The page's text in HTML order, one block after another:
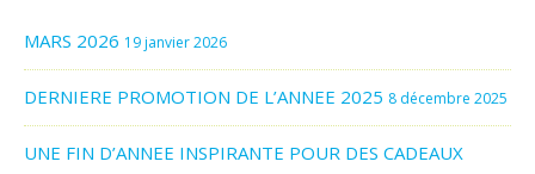
MARS 2026 19 janvier 2026
DERNIERE PROMOTION DE L’ANNEE 2025 8 décembre 2025
UNE FIN D’ANNEE INSPIRANTE POUR DES CADEAUX